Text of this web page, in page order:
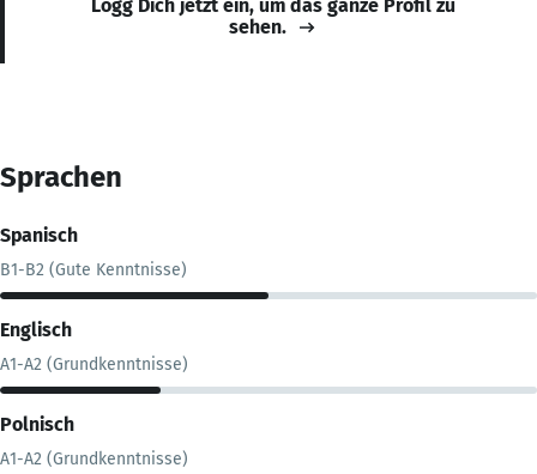
Logg Dich jetzt ein, um das ganze Profil zu
sehen.
Sprachen
Spanisch
B1-B2 (Gute Kenntnisse)
Englisch
A1-A2 (Grundkenntnisse)
Polnisch
A1-A2 (Grundkenntnisse)